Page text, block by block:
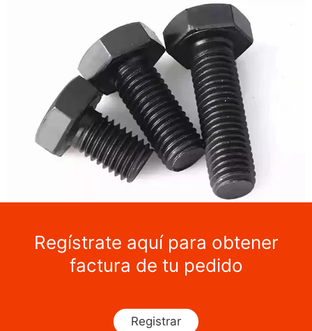
Regístrate aquí para obtener
factura de tu pedido
Registrar